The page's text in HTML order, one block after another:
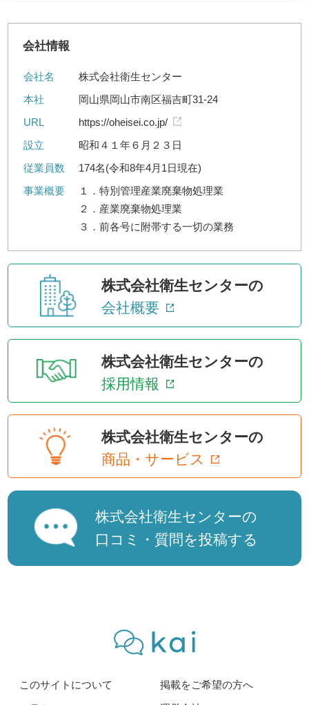
会社情報
会社名
株式会社衛生センター
本社
岡山県岡山市南区福吉町31-24
URL
https://oheisei.co.jp/
設立
昭和４１年６月２３日
従業員数
174名(令和8年4月1日現在)
事業概要
１．特別管理産業廃棄物処理業
２．産業廃棄物処理業
３．前各号に附帯する一切の業務
株式会社衛生センターの
会社概要
株式会社衛生センターの
採用情報
株式会社衛生センターの
商品・サービス
株式会社衛生センターの
口コミ・質問を投稿する
このサイトについて
掲載をご希望の方へ